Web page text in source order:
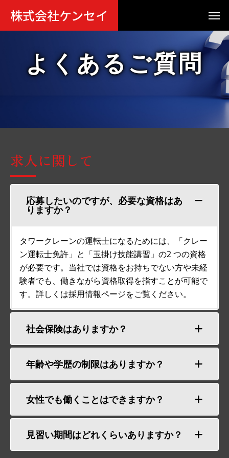
株式会社ケンセイ
よくあるご質問
求人に関して
応募したいのですが、必要な資格はあ
りますか？
タワークレーンの運転士になるためには、「クレー
ン運転士免許」と「玉掛け技能講習」の2 つの資格
が必要です。当社では資格をお持ちでない方や未経
験者でも、働きながら資格取得を指すことが可能で
す。詳しくは採用情報ページをご覧ください。
社会保険はありますか？
年齢や学歴の制限はありますか？
女性でも働くことはできますか？
見習い期間はどれくらいありますか？